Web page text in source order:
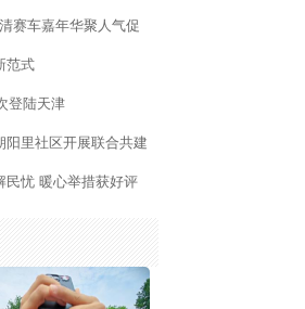
赛车嘉年华聚人气促
范式
登陆天津
阳里社区开展联合共建
民忧 暖心举措获好评